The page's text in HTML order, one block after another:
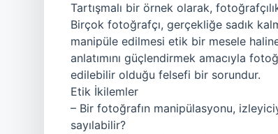
Tartışmalı bir örnek olarak,
Birçok fotoğrafçı, gerçekliğe sadık
manipüle edilmesi etik bir mesele
anlatımını güçlendirmek amacıyla
edilebilir olduğu felsefi bir sorundur.
Etik İkilemler
– Bir fotoğrafın manipülasyonu,
sayılabilir?